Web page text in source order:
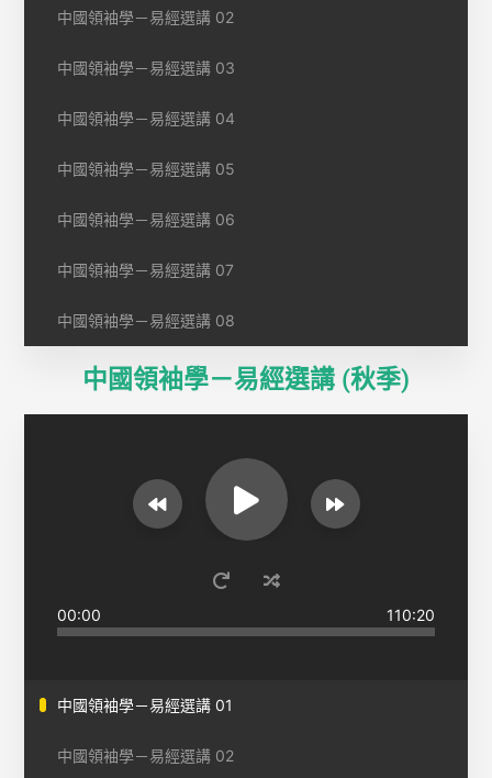
中國領袖學－易經選講 02
中國領袖學－易經選講 03
中國領袖學－易經選講 04
中國領袖學－易經選講 05
中國領袖學－易經選講 06
中國領袖學－易經選講 07
中國領袖學－易經選講 08
中國領袖學－易經選講 (秋季)
00:00 110:20
中國領袖學－易經選講 01
中國領袖學－易經選講 02